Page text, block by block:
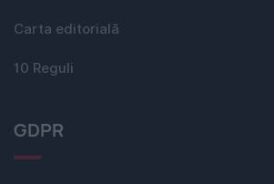
Carta editorială
10 Reguli
GDPR